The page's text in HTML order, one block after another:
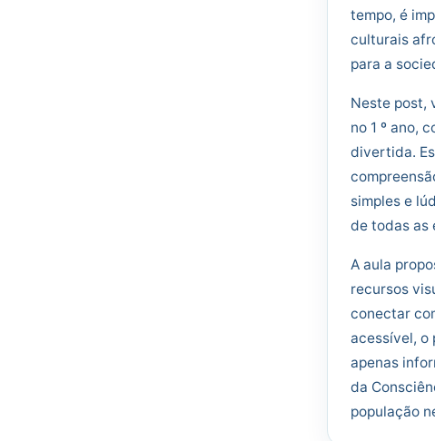
tempo, é
culturais
para a
Neste post,
no 1 º ano,
divertida.
simples e
de todas as
A aula
recursos
conectar
acessível, o
apenas
da
população